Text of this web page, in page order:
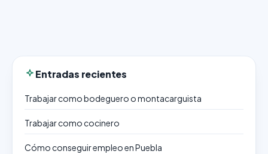
Entradas recientes
Trabajar como bodeguero o montacarguista
Trabajar como cocinero
Cómo conseguir empleo en Puebla